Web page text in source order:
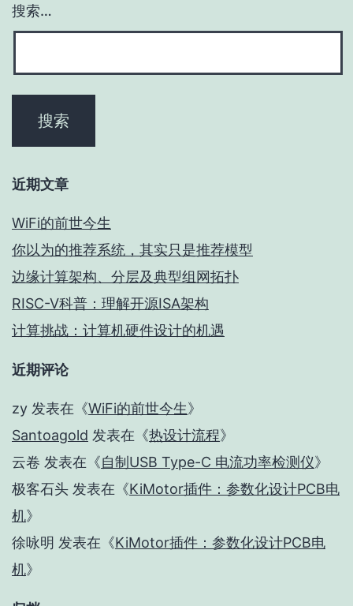
搜索…
近期文章
WiFi的前世今生
你以为的推荐系统，其实只是推荐模型
边缘计算架构、分层及典型组网拓扑
RISC-V科普：理解开源ISA架构
计算挑战：计算机硬件设计的机遇
近期评论
zy 发表在《WiFi的前世今生》
Santoagold 发表在《热设计流程》
云卷 发表在《自制USB Type-C 电流功率检测仪》
极客石头 发表在《KiMotor插件：参数化设计PCB电
机》
徐咏明 发表在《KiMotor插件：参数化设计PCB电
机》